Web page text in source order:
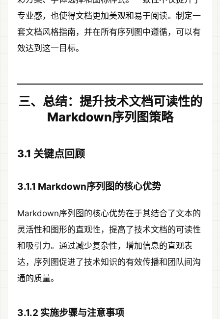
专业感，也使得文档更加美观和易于阅读。制定一
套文档风格指南，并在所有序列图中遵循，可以有
效达到这一目标。
三、总结：提升技术文档可读性的
Markdown序列图策略
3.1 关键点回顾
3.1.1 Markdown序列图的核心优势
Markdown序列图的核心优势在于其结合了文本的
灵活性和图形的直观性，提高了技术文档的可读性
和吸引力。通过减少复杂性，增加信息的直观表
达，序列图促进了技术知识的有效传播和团队间沟
通的质量。
3.1.2 实施步骤与注意事项